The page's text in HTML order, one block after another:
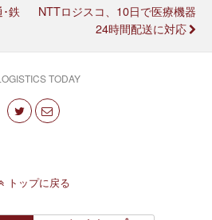
鉄
NTTロジスコ、10日で医療機器
24時間配送に対応
TODAY
トップに戻る